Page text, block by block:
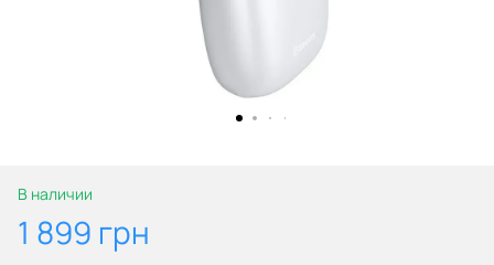
В наличии
1 899 грн